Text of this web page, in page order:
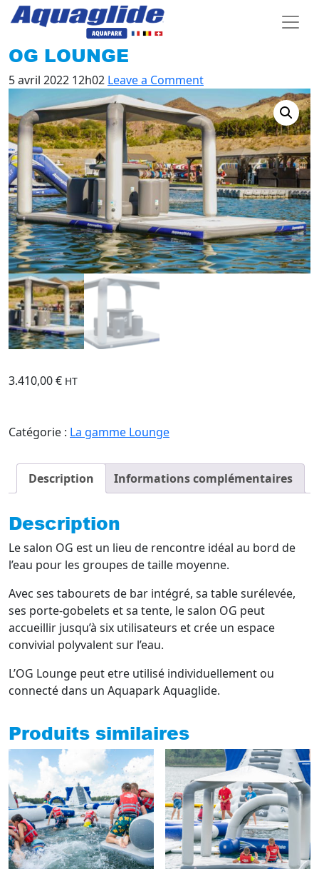
OG LOUNGE
5 avril 2022 12h02 Leave a Comment
3.410,00€ HT
Catégorie : La gamme Lounge
Description Informations complémentaires
Description
Le salon OG est un lieu de rencontre idéal au bord de
l’eau pour les groupes de taille moyenne.
Avec ses tabourets de bar intégré, sa table surélevée,
ses porte-gobelets et sa tente, le salon OG peut
accueillir jusqu’à six utilisateurs et crée un espace
convivial polyvalent sur l’eau.
L’OG Lounge peut etre utilisé individuellement ou
connecté dans un Aquapark Aquaglide.
Produits similaires